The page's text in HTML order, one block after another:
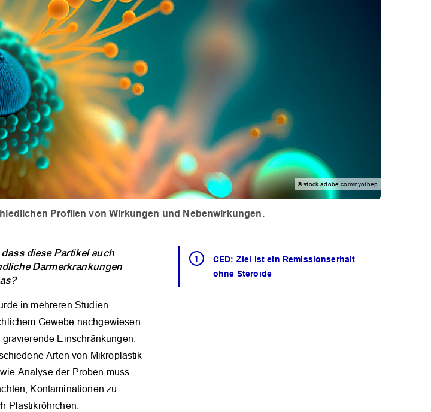
© stock.adobe.com/nyothep
Profilen von Wirkungen und Nebenwirkungen.
CED: Ziel ist ein Remissionserhalt
ohne Steroide
diese Partikel auch
Darmerkrankungen
in mehreren Studien
Gewebe nachgewiesen.
Einschränkungen:
Arten von Mikroplastik
Analyse der Proben muss
Kontaminationen zu
Plastikröhrchen.